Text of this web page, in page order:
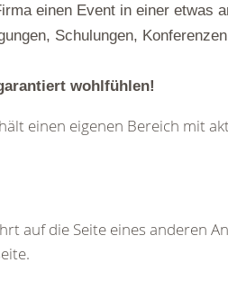
einen Event in einer etwas
Schulungen,
wohlfühlen!
einen eigenen Bereich mit
auf die Seite eines anderen